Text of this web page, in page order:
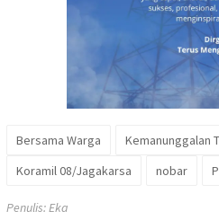
Bersama Warga
Kemanunggalan
Koramil 08/Jagakarsa
nobar
Penulis: Eka